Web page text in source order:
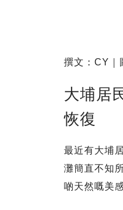
撰文：CY｜
大埔居
恢復
最近有大埔
灘簡直不知
啲天然嘅美